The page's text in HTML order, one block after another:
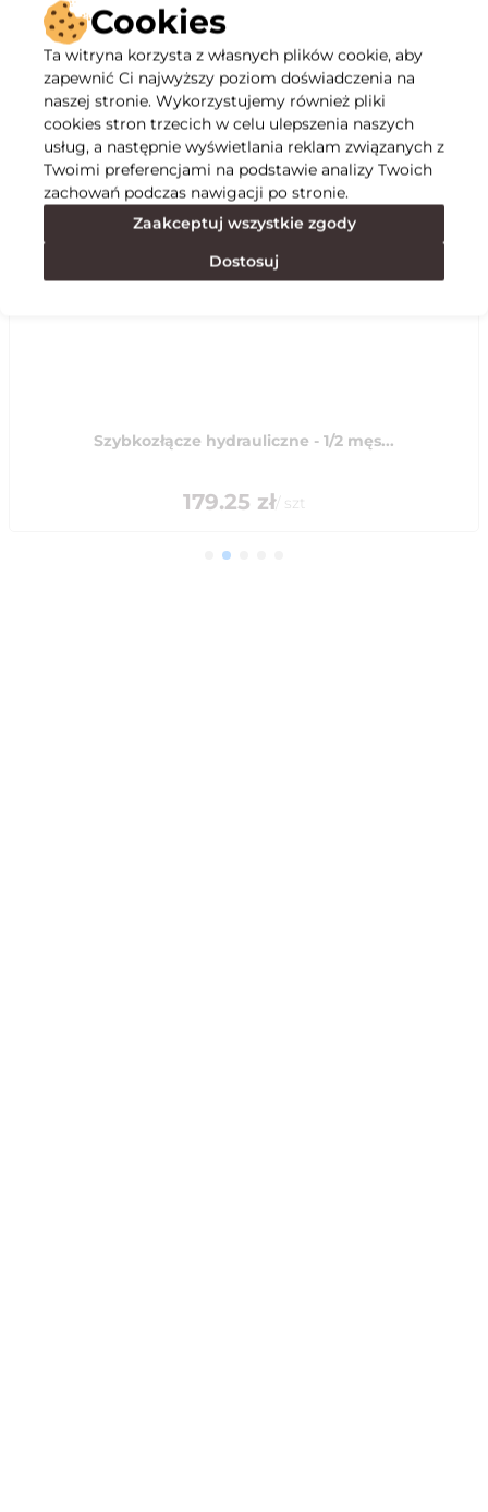
Opis
Specyfikacja
Polecane
Szybkozłącze hydrauliczne - 1/2 męs...
179.25 zł/ szt
Cookies
Ta witryna korzysta z własnych plików cookie, aby
zapewnić Ci najwyższy poziom doświadczenia na
naszej stronie. Wykorzystujemy również pliki
cookies stron trzecich w celu ulepszenia naszych
usług, a następnie wyświetlania reklam związanych z
Twoimi preferencjami na podstawie analizy Twoich
zachowań podczas nawigacji po stronie.
Zaakceptuj wszystkie zgody
Dostosuj